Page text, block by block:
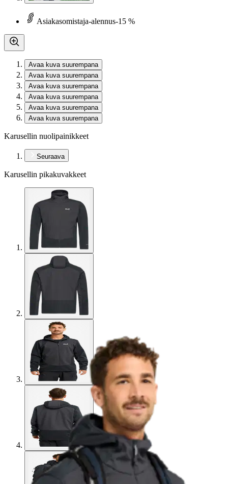
Asiakasomistaja-alennus-15 %
Avaa kuva suurempana
Avaa kuva suurempana
Avaa kuva suurempana
Avaa kuva suurempana
Avaa kuva suurempana
Avaa kuva suurempana
Karusellin nuolipainikkeet
Seuraava
Karusellin pikakuvakkeet